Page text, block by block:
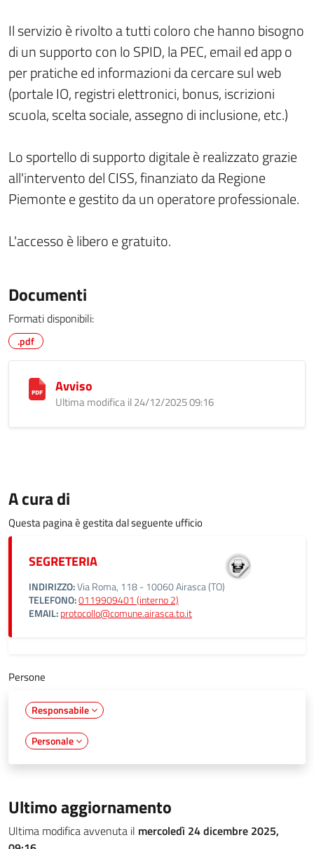
Il servizio è rivolto a tutti coloro che hanno bisogno
di un supporto con lo SPID, la PEC, email ed app o
per pratiche ed informazioni da cercare sul web
(portale IO, registri elettronici, bonus, iscrizioni
scuola, scelta sociale, assegno di inclusione, etc.)
Lo sportello di supporto digitale è realizzato grazie
all'intervento del CISS, finanziato da Regione
Piemonte e gestito da un operatore professionale.
L'accesso è libero e gratuito.
Documenti
Formati disponibili:
.pdf
Avviso
Ultima modifica il 24/12/2025 09:16
A cura di
Questa pagina è gestita dal seguente ufficio
SEGRETERIA
INDIRIZZO:Via Roma, 118 - 10060 Airasca (TO)
TELEFONO:0119909401 (interno 2)
EMAIL:protocollo@comune.airasca.to.it
Persone
Responsabile
Personale
Ultimo aggiornamento
Ultima modifica avvenuta il mercoledì 24 dicembre 2025,